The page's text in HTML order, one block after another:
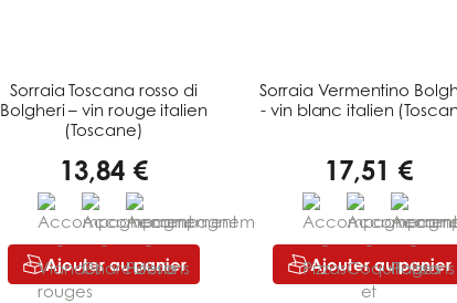
Sorraia Toscana rosso di
Bolgheri – vin rouge italien
(Toscane)
13,84 €
Ajouter au panier
Sorraia Vermentino
- vin blanc italien
17,51 €
Ajouter au panier